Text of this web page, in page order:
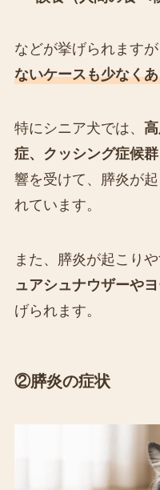
などが挙げられますが
ないケースも少なく
特にシニア犬では、
症、クッシング症候群
響を受けて、膵炎が
れています。
また、膵炎が起こり
ュアシュナウザーや
げられます。
②膵炎の症状